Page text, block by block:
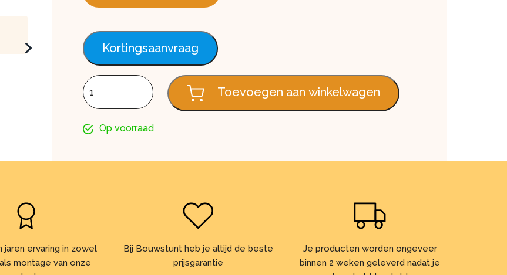
Kortingsaanvraag
Steenstrip sandstone Light Brown aantal
Toevoegen aan winkelwagen
Op voorraad
jaren ervaring in zowel
montage van onze
Bij Bouwstunt heb je altijd de beste
prijsgarantie
Je producten worden ongeveer
binnen 2 weken geleverd nadat je